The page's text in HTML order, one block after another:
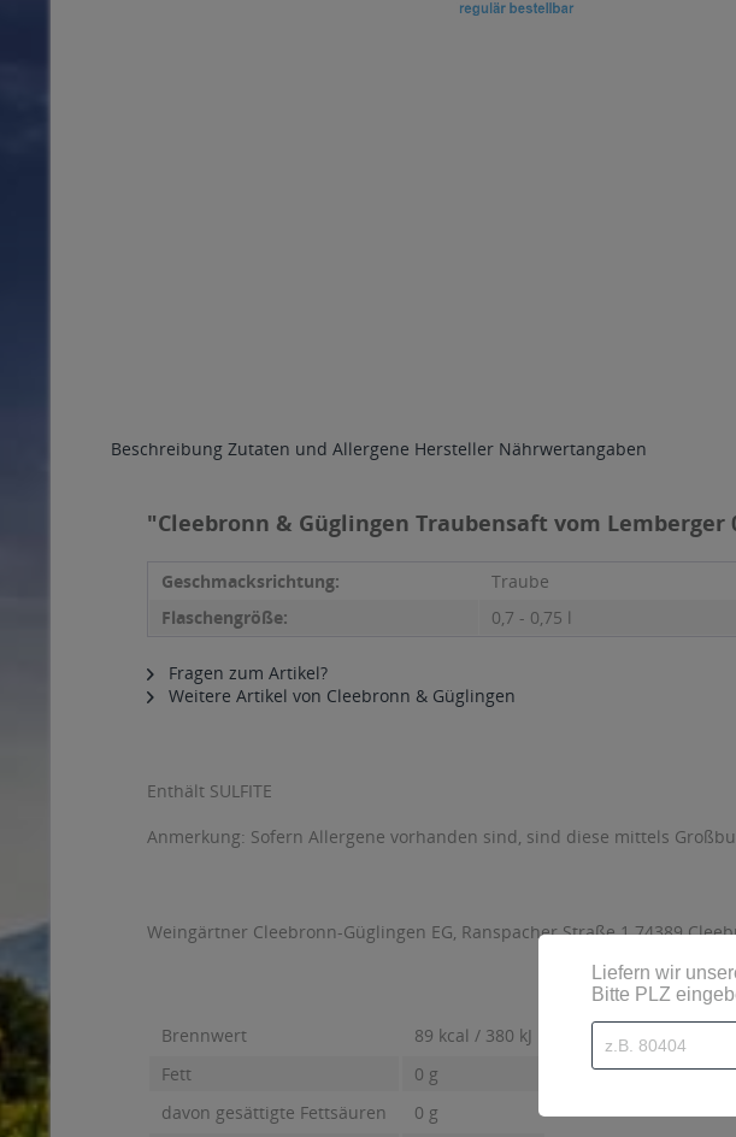
Beschreibung Zutaten und Allergene Hersteller Nährwertangaben
"Cleebronn & Güglingen Traubensaft vom Lemberger
Geschmacksrichtung:
Traube
Flaschengröße:
0,7 - 0,75 l
Fragen zum Artikel?
Weitere Artikel von Cleebronn & Güglingen
Enthält SULFITE
Anmerkung: Sofern Allergene vorhanden sind, sind diese mittels
Weingärtner Cleebronn-Güglingen EG, Ranspacher Straße 1 74389
Brennwert
89 kcal / 380 kJ
Fett
0 g
davon gesättigte Fettsäuren
0 g